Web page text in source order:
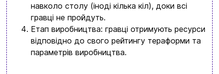
навколо столу (іноді кілька кіл), доки всі
гравці не пройдуть.
Етап виробництва: гравці отримують ресурси
відповідно до свого рейтингу тераформи та
параметрів виробництва.